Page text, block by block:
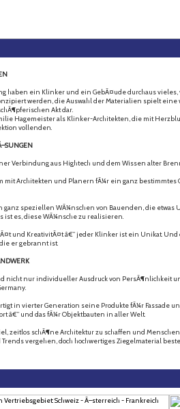
haben ein Klinker und ein GebÃ¤ude durchaus vieles,
werden, die Auswahl der Materialien spielt
Akt dar.
Hagemeister als Klinker-Architekten, die mit
vollenden.
Verbindung aus Hightech und dem Wissen alter
mit Architekten und Planern fÃ¼r ein ganz bestimmtes
speziellen WÃ¼nschen von Bauenden, die etwas
ist es, diese WÃ¼nsche zu realisieren.
und KreativitÃ¤t â€” jeder Klinker ist ein Unikat.
er gebrannt ist.
nicht nur individueller Ausdruck von PersÃ¶nlichkeit
in vierter Generation seine Produkte fÃ¼r Fassade
â€” und das fÃ¼r Objektbauten in aller Welt.
zeitlos schÃ¶ne Architektur zu schaffen und
vergehen, doch hochwertiges Ziegelmaterial